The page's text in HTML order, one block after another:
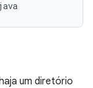
um diretório